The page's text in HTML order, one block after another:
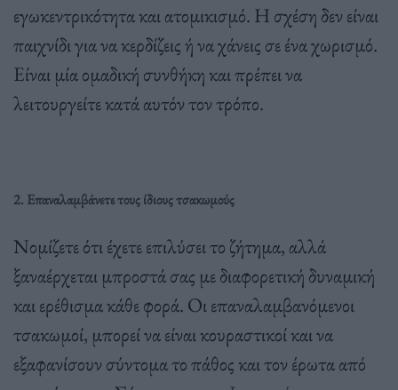
εγωκεντρικότητα και ατομικισμό. Η σχέση δεν είναι
παιχνίδι για να κερδίζεις ή να χάνεις σε ένα χωρισμό.
Είναι μία ομαδική συνθήκη και πρέπει να
λειτουργείτε κατά αυτόν τον τρόπο.
2. Επαναλαμβάνετε τους ίδιους τσακωμούς
Νομίζετε ότι έχετε επιλύσει το ζήτημα, αλλά
ξαναέρχεται μπροστά σας με διαφορετική δυναμική
και ερέθισμα κάθε φορά. Οι επαναλαμβανόμενοι
τσακωμοί, μπορεί να είναι κουραστικοί και να
εξαφανίσουν σύντομα το πάθος και τον έρωτα από